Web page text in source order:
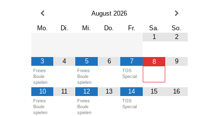
August 2026
Mo.
Di. Mi. Do. Fr. Sa.
So.
1
2
3
Freies
Boule
spielen
4 5
Freies
Boule
spielen
6 7
TGS
Special
8 9
10
Freies
Boule
spielen
11 12
Freies
Boule
spielen
13 14
TGS
Special
15 16